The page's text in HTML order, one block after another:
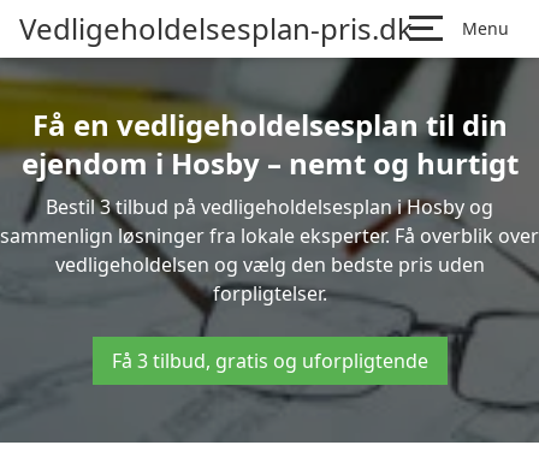
Vedligeholdelsesplan-pris.dk Menu
Få en vedligeholdelsesplan til din
ejendom i Hosby – nemt og hurtigt
Bestil 3 tilbud på vedligeholdelsesplan i Hosby og
sammenlign løsninger fra lokale eksperter. Få overblik over
vedligeholdelsen og vælg den bedste pris uden
forpligtelser.
Få 3 tilbud, gratis og uforpligtende